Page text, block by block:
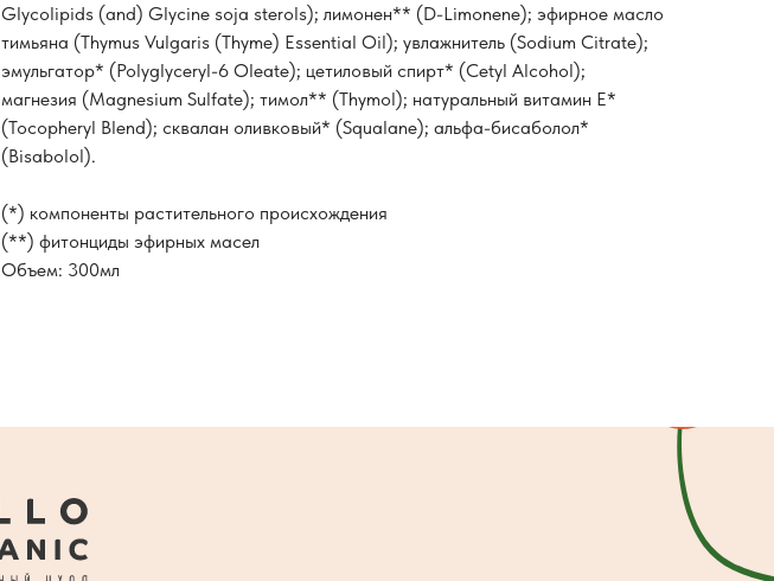
Glycolipids (and) Glycine soja sterols); лимонен** (D-Limonene); эфирное масло
тимьяна (Thymus Vulgaris (Thyme) Essential Oil); увлажнитель (Sodium Citrate);
эмульгатор* (Polyglyceryl-6 Oleate); цетиловый спирт* (Сetyl Alcohol);
магнезия (Magnesium Sulfate); тимол** (Thymol); натуральный витамин Е*
(Tocopheryl Blend); сквалан оливковый* (Squalane); альфа-бисаболол*
(Bisabolol).
(*) компоненты растительного происхождения
(**) фитонциды эфирных масел
Объем: 300мл